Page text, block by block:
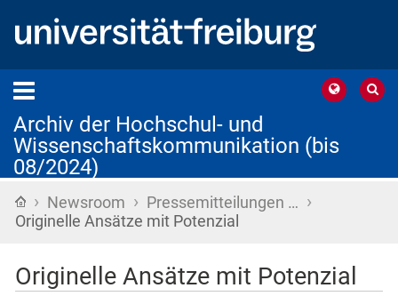
Archiv der Hochschul- und
Wissenschaftskommunikation (bis
08/2024)
Startseite
› Newsroom › Pressemitteilungen … ›
Originelle Ansätze mit Potenzial
Originelle Ansätze mit Potenzial